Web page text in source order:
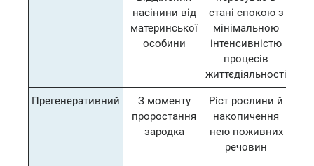
насінини від
материнської
особини
стані спокою з
мінімальною
інтенсивністю
процесів
життєдіяльності
Прегенеративний
З моменту
проростання
зародка
Ріст рослини й
накопичення
нею поживних
речовин